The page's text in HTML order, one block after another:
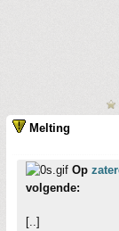
Melting
Op
volgende:
[..]